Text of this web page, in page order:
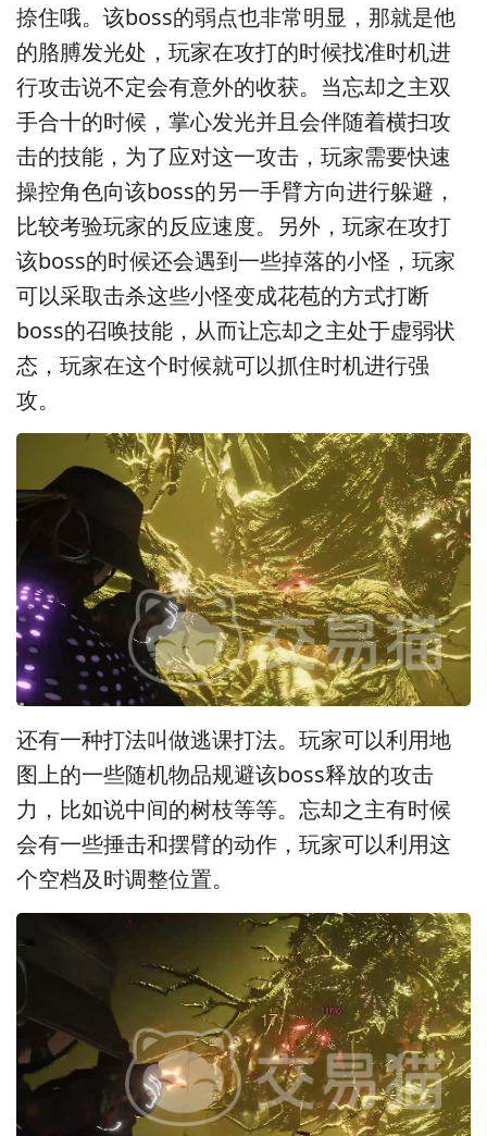
捺住哦。该boss的弱点也非常明显，那就是他
的胳膊发光处，玩家在攻打的时候找准时机进
行攻击说不定会有意外的收获。当忘却之主双
手合十的时候，掌心发光并且会伴随着横扫攻
击的技能，为了应对这一攻击，玩家需要快速
操控角色向该boss的另一手臂方向进行躲避，
比较考验玩家的反应速度。另外，玩家在攻打
该boss的时候还会遇到一些掉落的小怪，玩家
可以采取击杀这些小怪变成花苞的方式打断
boss的召唤技能，从而让忘却之主处于虚弱状
态，玩家在这个时候就可以抓住时机进行强
攻。
还有一种打法叫做逃课打法。玩家可以利用地
图上的一些随机物品规避该boss释放的攻击
力，比如说中间的树枝等等。忘却之主有时候
会有一些捶击和摆臂的动作，玩家可以利用这
个空档及时调整位置。